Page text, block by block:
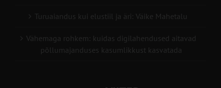
Turuaiandus kui elustiil ja äri: Väike Mahetalu
Vähemaga rohkem: kuidas digilahendused aitavad
põllumajanduses kasumlikkust kasvatada